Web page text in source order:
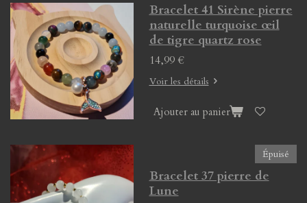
Bracelet 41 Sirène pierre
naturelle turquoise œil
de tigre quartz rose
14,99 €
Voir les détails
Ajouter au panier
Épuisé
Bracelet 37 pierre de
Lune